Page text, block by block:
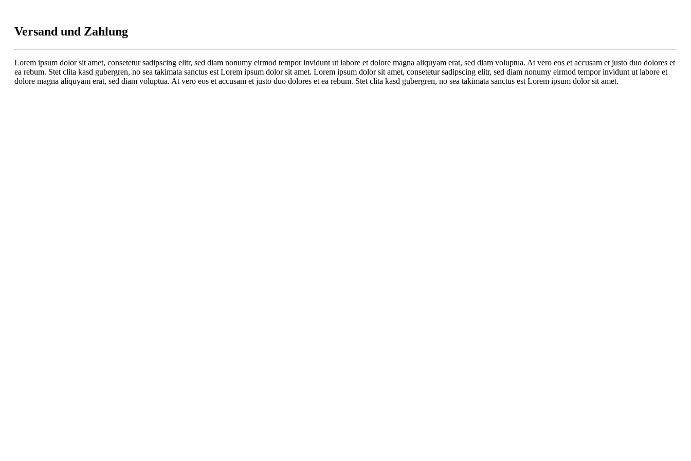
Versand und Zahlung
Lorem ipsum dolor sit amet, consetetur sadipscing elitr, sed diam nonumy eirmod tempor invidunt ut labore et dolore magna aliquyam erat, sed diam voluptua. At vero eos et accusam et justo duo dolores et
ea rebum. Stet clita kasd gubergren, no sea takimata sanctus est Lorem ipsum dolor sit amet. Lorem ipsum dolor sit amet, consetetur sadipscing elitr, sed diam nonumy eirmod tempor invidunt ut labore et
dolore magna aliquyam erat, sed diam voluptua. At vero eos et accusam et justo duo dolores et ea rebum. Stet clita kasd gubergren, no sea takimata sanctus est Lorem ipsum dolor sit amet.